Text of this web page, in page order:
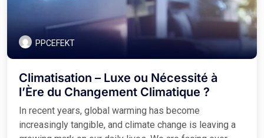
PPCEFEKT
Climatisation – Luxe ou Nécessité à
l’Ère du Changement Climatique ?
In recent years, global warming has become
increasingly tangible, and climate change is leaving a